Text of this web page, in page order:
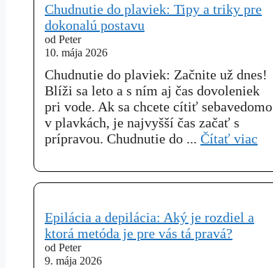
Chudnutie do plaviek: Tipy a triky pre
dokonalú postavu
od Peter
10. mája 2026
Chudnutie do plaviek: Začnite už dnes!
Blíži sa leto a s ním aj čas dovoleniek
pri vode. Ak sa chcete cítiť sebavedomo
v plavkách, je najvyšší čas začať s
prípravou. Chudnutie do ... Čítať viac
Epilácia a depilácia: Aký je rozdiel a
ktorá metóda je pre vás tá pravá?
od Peter
9. mája 2026